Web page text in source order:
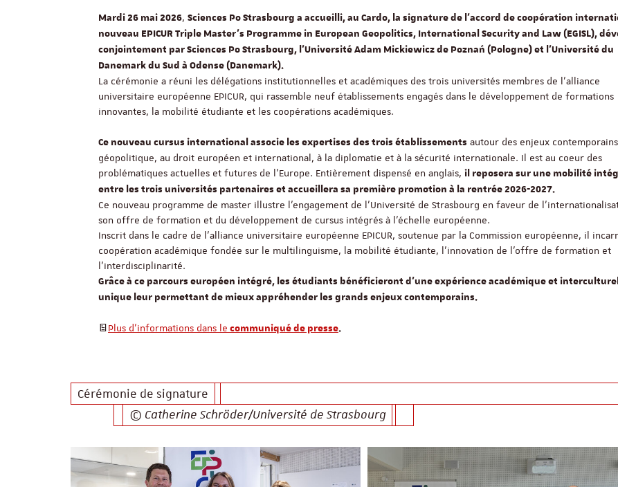
Mardi 26 mai 2026, Sciences Po Strasbourg a accueilli, au Cardo, la signature de l’accord de coopération
nouveau EPICUR Triple Master’s Programme in European Geopolitics, International Security and Law (EGISL),
conjointement par Sciences Po Strasbourg, l’Université Adam Mickiewicz de Poznań (Pologne) et l’Université du
Danemark du Sud à Odense (Danemark).
La cérémonie a réuni les délégations institutionnelles et académiques des trois universités membres de l’alliance
universitaire européenne EPICUR, qui rassemble neuf établissements engagés dans le développement de formations
innovantes, la mobilité étudiante et les coopérations académiques.
Ce nouveau cursus international associe les expertises des trois établissements autour des enjeux
géopolitique, au droit européen et international, à la diplomatie et à la sécurité internationale. Il est au coeur des
problématiques actuelles et futures de l’Europe. Entièrement dispensé en anglais, il reposera sur une mobilité
entre les trois universités partenaires et accueillera sa première promotion à la rentrée 2026-2027.
Ce nouveau programme de master illustre l’engagement de l’Université de Strasbourg en faveur de
son offre de formation et du développement de cursus intégrés à l’échelle européenne.
Inscrit dans le cadre de l’alliance universitaire européenne EPICUR, soutenue par la Commission européenne, il
coopération académique fondée sur le multilinguisme, la mobilité étudiante, l’innovation de l’offre de formation et
l’interdisciplinarité.
Grâce à ce parcours européen intégré, les étudiants bénéficieront d’une expérience académique et
unique leur permettant de mieux appréhender les grands enjeux contemporains.
Plus d'informations dans le communiqué de presse.
Cérémonie de signature
© Catherine Schröder/Université de Strasbourg
1 cursus, 2
années ! Un double-